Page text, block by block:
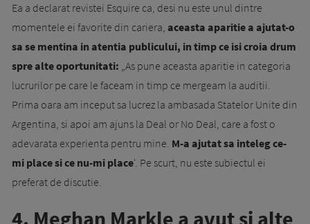
Ea a declarat revistei Esquire ca, desi nu este unul dintre
momentele ei favorite din cariera, aceasta aparitie a ajutat-o
sa se mentina in atentia publicului, in timp ce isi croia drum
spre alte oportunitati: „As pune aceasta aparitie in categoria
lucrurilor pe care le faceam in timp ce mergeam la auditii.
Prima oara am inceput sa lucrez la ambasada Statelor Unite din
Argentina, si apoi am ajuns la Deal or No Deal, care a fost o
adevarata experienta pentru mine. M-a ajutat sa inteleg ce-
mi place si ce nu-mi place'. Pe scurt, nu este subiectul ei
preferat de discutie.
4. Meghan Markle a avut si alte